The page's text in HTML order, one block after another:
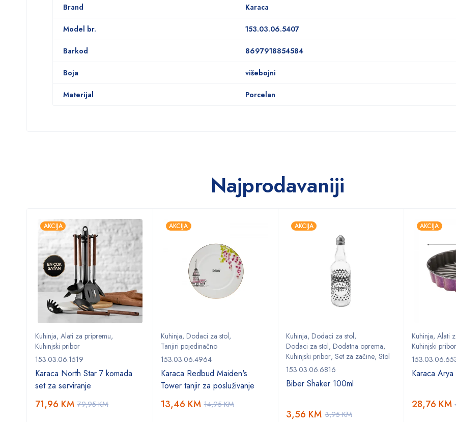
Brand Karaca
Model br. 153.03.06.5407
Barkod 8697918854584
Boja višebojni
Materijal Porcelan
Najprodavaniji
AKCIJA
Kuhinja, Alati za pripremu,
Kuhinjski pribor
153.03.06.1519
Karaca North Star 7 komada
set za serviranje
79,95KM
71,96 KM
AKCIJA
Kuhinja, Dodaci za stol,
Tanjiri pojedinačno
153.03.06.4964
Karaca Redbud Maiden's
Tower tanjir za posluživanje
14,95KM
13,46 KM
AKCIJA
Kuhinja, Dodaci za stol,
Dodaci za stol, Dodatna oprema,
Kuhinjski pribor, Set za začine, Stol
153.03.06.6816
Biber Shaker 100ml
3,95KM
3,56 KM
AKCIJA
Kuhinja, Alati
Kuhinjski pribor
Karaca
28,76 KM